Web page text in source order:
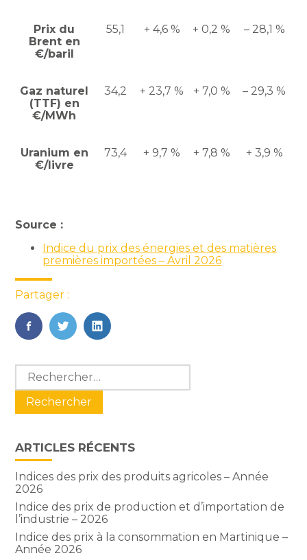
Prix du
Brent en
€/baril
55,1 + 4,6 % + 0,2 % – 28,1 %
Gaz naturel
(TTF) en
€/MWh
34,2 + 23,7 % + 7,0 % – 29,3 %
Uranium en
€/livre
73,4 + 9,7 % + 7,8 % + 3,9 %
Source :
Indice du prix des énergies et des matières
premières importées – Avril 2026
Partager :
FaceBook
TwitterLinkedIn
Blog
sidebar
Rechercher :
ARTICLES RÉCENTS
Indices des prix des produits agricoles – Année
2026
Indice des prix de production et d’importation de
l’industrie – 2026
Indice des prix à la consommation en Martinique –
Année 2026